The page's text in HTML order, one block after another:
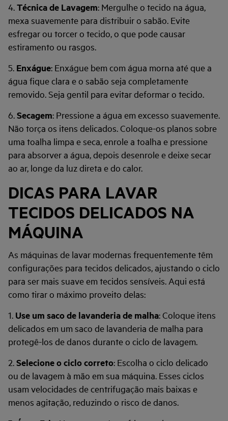
4.Técnica de Lavagem: Mergulhe o tecido na água,
mexa suavemente para distribuir o sabão. Evite
esfregar ou torcer o tecido, o que pode causar
estiramento ou rasgos.
5. Enxágue: Enxágue bem com água morna até que a
água fique clara e o sabão seja completamente
removido. Seja gentil para evitar deformar o tecido.
6.Secagem: Pressione a água em excesso suavemente.
Não torça os itens delicados. Coloque-os planos sobre
uma toalha limpa e seca, enrole a toalha e pressione
para absorver a água, depois desenrole e deixe secar
ao ar, longe da luz direta e do calor.
DICAS PARA LAVAR
TECIDOS DELICADOS NA
MÁQUINA
As máquinas de lavar modernas frequentemente têm
configurações para tecidos delicados, ajustando o ciclo
para ser mais suave em tecidos sensíveis. Aqui está
como tirar o máximo proveito delas:
1. Use um saco de lavanderia de malha: Coloque itens
delicados em um saco de lavanderia de malha para
protegê-los de danos durante o ciclo de lavagem.
2.Selecione o ciclo correto: Escolha o ciclo delicado
ou de lavagem à mão em sua máquina. Esses ciclos
usam velocidades de centrifugação mais baixas e
menos agitação, reduzindo o risco de danos.